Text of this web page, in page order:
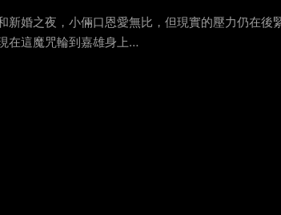
新婚之夜，小倆口恩愛無比，但現實的壓力仍在
在這魔咒輪到嘉雄身上…